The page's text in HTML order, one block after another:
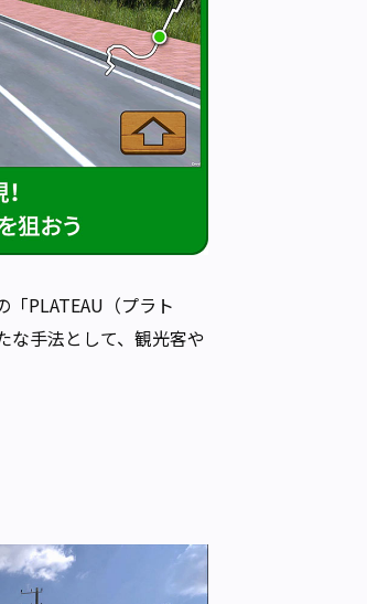
PLATEAU（プラト
な手法として、観光客や